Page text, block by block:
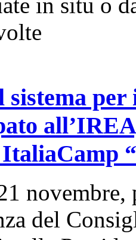
sistema
novembre,
del